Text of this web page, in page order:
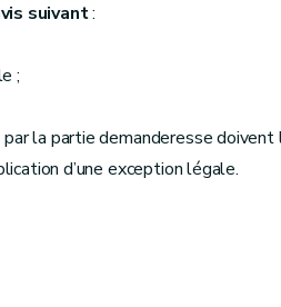
suivant:
;
la partie demanderesse doivent
d’une exception légale.